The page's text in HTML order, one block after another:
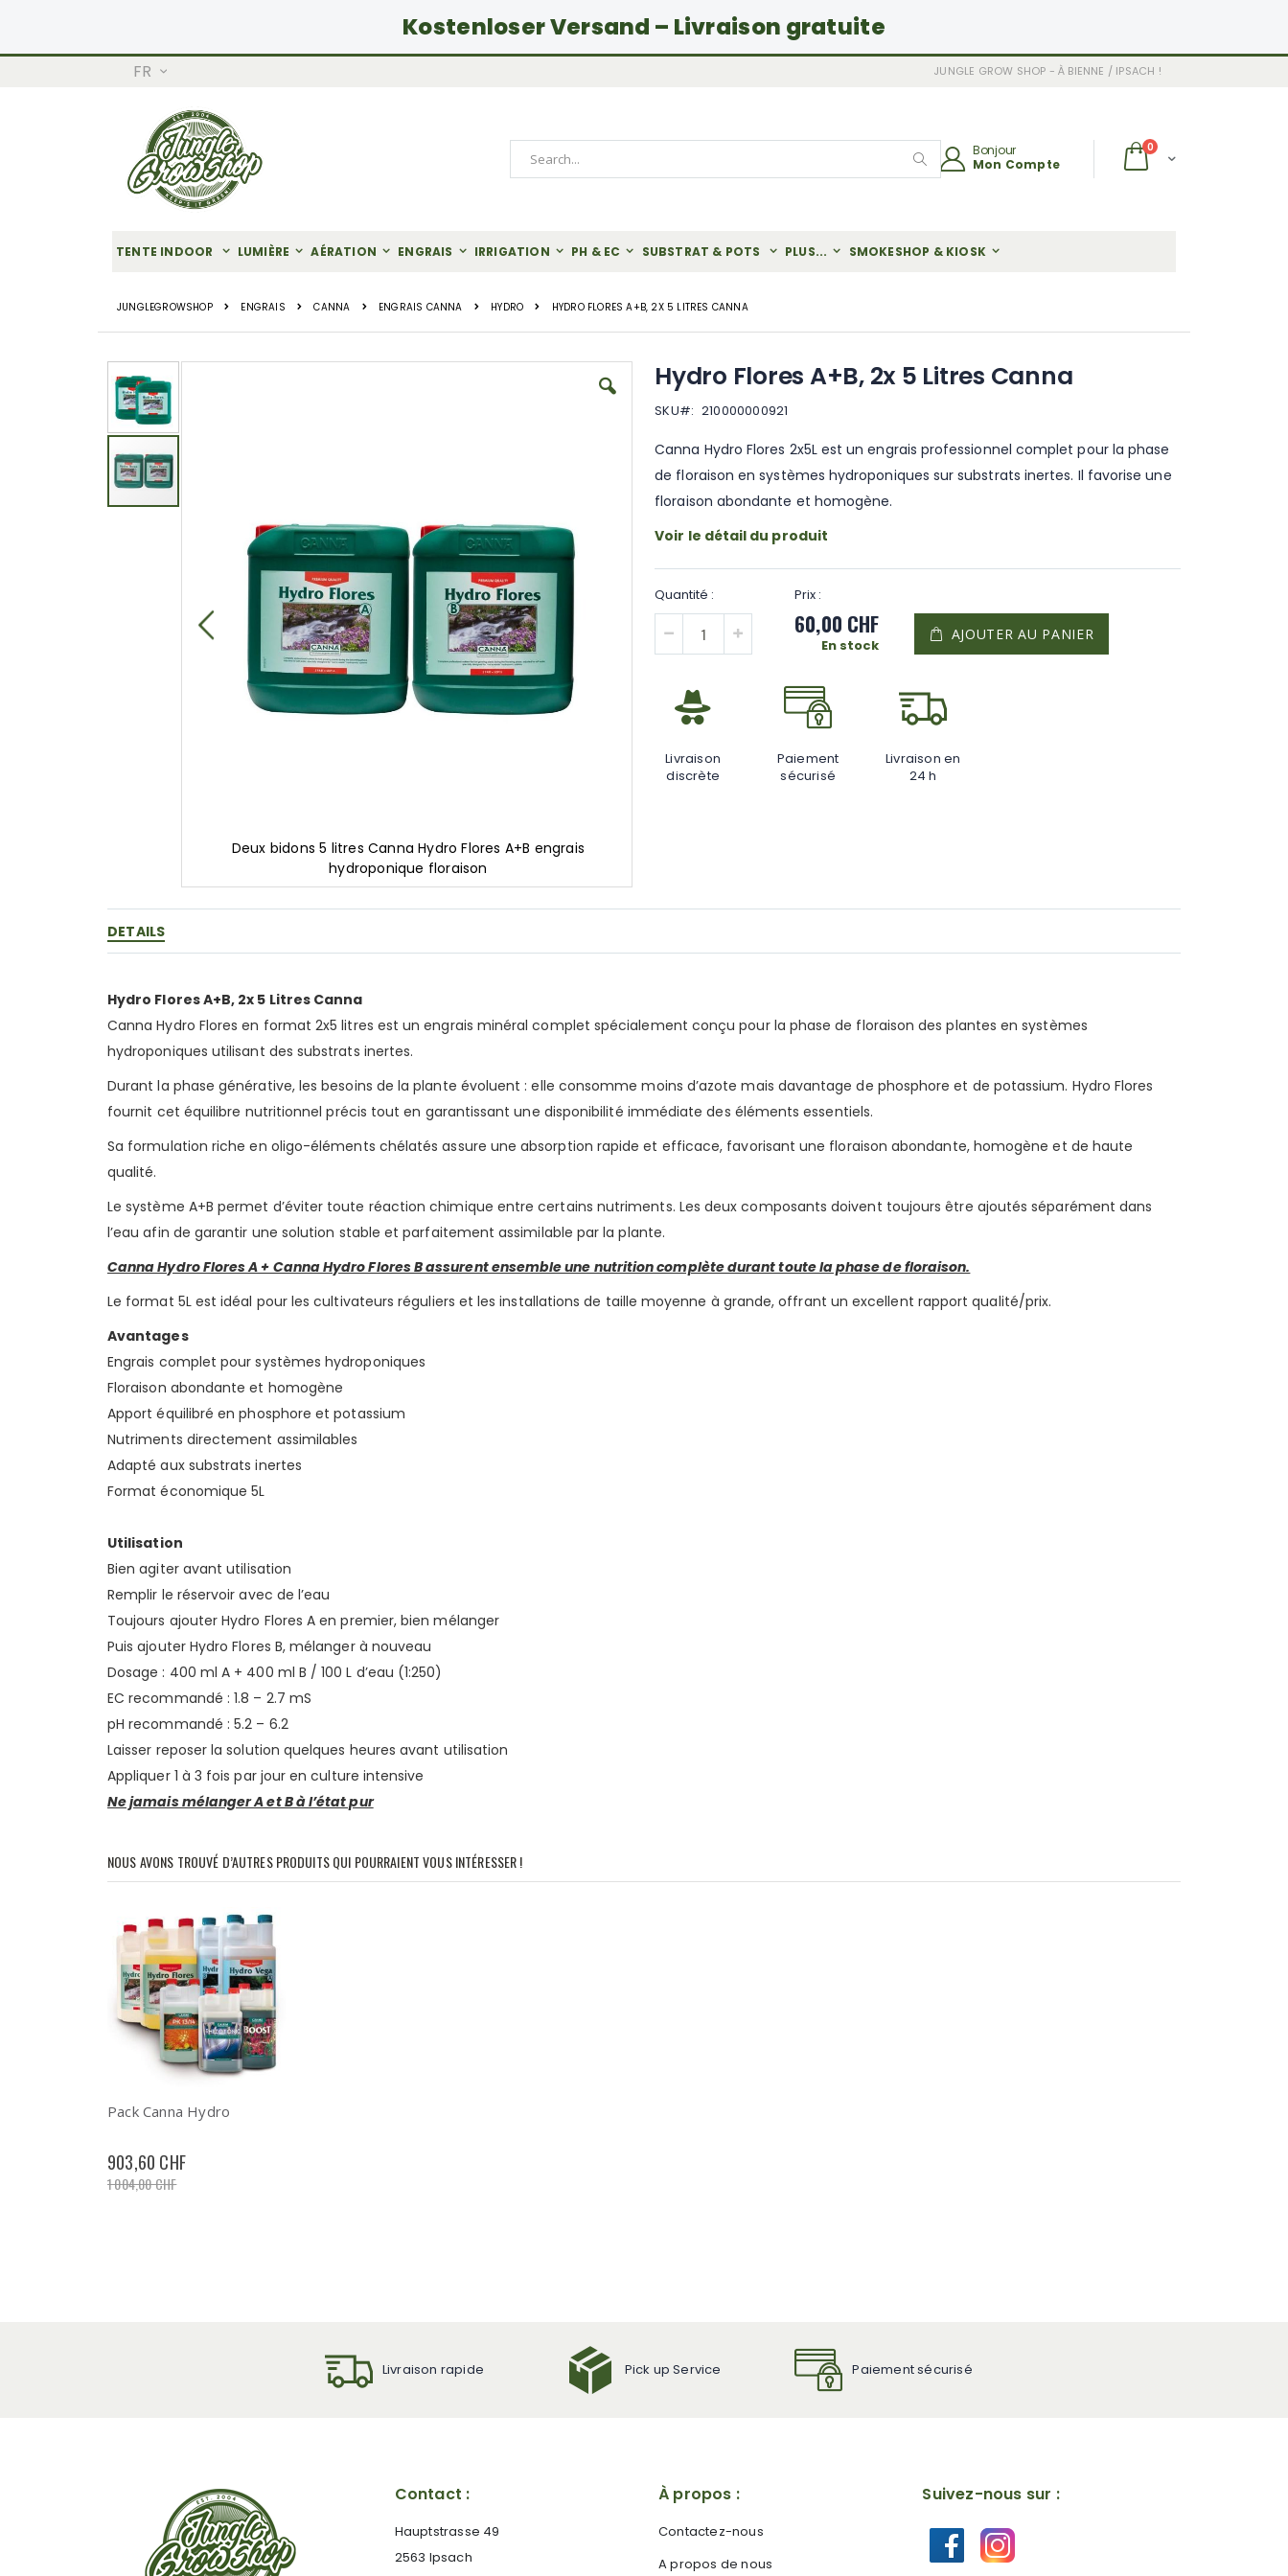
Kostenloser Versand – Livraison gratuite
AllezLANGUE
FR JUNGLE GROW SHOP - À BIENNE / IPSACH !
Chariot
0articles
Rechercher
Bonjour
Mon Compte
TENTE INDOOR LUMIÈRE AÉRATION ENGRAIS IRRIGATION PH & EC SUBSTRAT & POTS PLUS... SMOKESHOP & KIOSK
JUNGLEGROWSHOP ENGRAIS CANNA ENGRAIS CANNA HYDRO HYDRO FLORES A+B, 2X 5 LITRES CANNA
Skip
to
the
end
of
the
images
gallery
Deux bidons 5 litres Canna Hydro Flores A+B engrais
hydroponique floraison
to
the
beginning
images
gallery
Hydro Flores A+B, 2x 5 Litres Canna
SKU 210000000921
Canna Hydro Flores 2x5L est un engrais professionnel complet pour la phase
de floraison en systèmes hydroponiques sur substrats inertes. Il favorise une
floraison abondante et homogène.
Voir le détail du produit
60,00 CHF
En stock
AJOUTER AU PANIER
Livraison
discrète
Paiement
sécurisé
Livraison en
24 h
DETAILS
Hydro Flores A+B, 2x 5 Litres Canna
Canna Hydro Flores en format 2x5 litres est un engrais minéral complet spécialement conçu pour la phase de floraison des plantes en systèmes
hydroponiques utilisant des substrats inertes.
Durant la phase générative, les besoins de la plante évoluent : elle consomme moins d’azote mais davantage de phosphore et de potassium. Hydro Flores
fournit cet équilibre nutritionnel précis tout en garantissant une disponibilité immédiate des éléments essentiels.
Sa formulation riche en oligo-éléments chélatés assure une absorption rapide et efficace, favorisant une floraison abondante, homogène et de haute
qualité.
Le système A+B permet d’éviter toute réaction chimique entre certains nutriments. Les deux composants doivent toujours être ajoutés séparément dans
l’eau afin de garantir une solution stable et parfaitement assimilable par la plante.
Canna Hydro Flores A + Canna Hydro Flores B assurent ensemble une nutrition complète durant toute la phase de floraison.
Le format 5L est idéal pour les cultivateurs réguliers et les installations de taille moyenne à grande, offrant un excellent rapport qualité/prix.
Avantages
Engrais complet pour systèmes hydroponiques
Floraison abondante et homogène
Apport équilibré en phosphore et potassium
Nutriments directement assimilables
Adapté aux substrats inertes
Format économique 5L
Utilisation
Bien agiter avant utilisation
Remplir le réservoir avec de l’eau
Toujours ajouter Hydro Flores A en premier, bien mélanger
Puis ajouter Hydro Flores B, mélanger à nouveau
Dosage : 400 ml A + 400 ml B / 100 L d’eau (1:250)
EC recommandé : 1.8 – 2.7 mS
pH recommandé : 5.2 – 6.2
Laisser reposer la solution quelques heures avant utilisation
Appliquer 1 à 3 fois par jour en culture intensive
Ne jamais mélanger A et B à l’état pur
NOUS AVONS TROUVÉ D’AUTRES PRODUITS QUI POURRAIENT VOUS INTÉRESSER !
Pack Canna Hydro
903,60 CHF
1 004,00 CHF
Livraison rapide Pick up Service Paiement sécurisé
Contact :
Hauptstrasse 49
2563 Ipsach
À propos :
Contactez-nous
A propos de nous
Suivez-nous sur :